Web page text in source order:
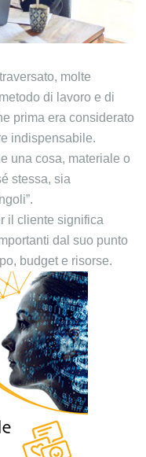
molte
di lavoro e di
prima era considerato
indispensabile.
una cosa, materiale o
stessa, sia
il cliente significa
dal suo punto
budget e risorse.